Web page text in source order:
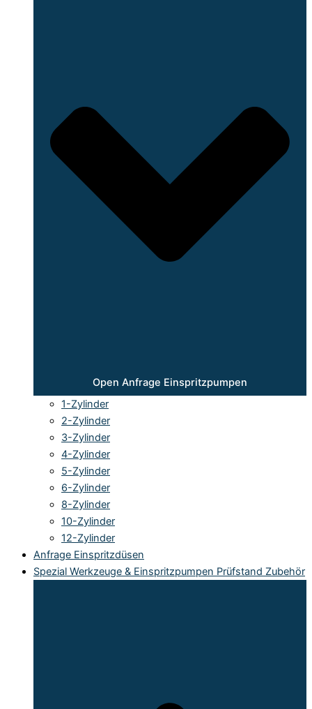
Open Anfrage Einspritzpumpen
1-Zylinder
2-Zylinder
3-Zylinder
4-Zylinder
5-Zylinder
6-Zylinder
8-Zylinder
10-Zylinder
12-Zylinder
Anfrage Einspritzdüsen
Spezial Werkzeuge & Einspritzpumpen Prüfstand Zubehör